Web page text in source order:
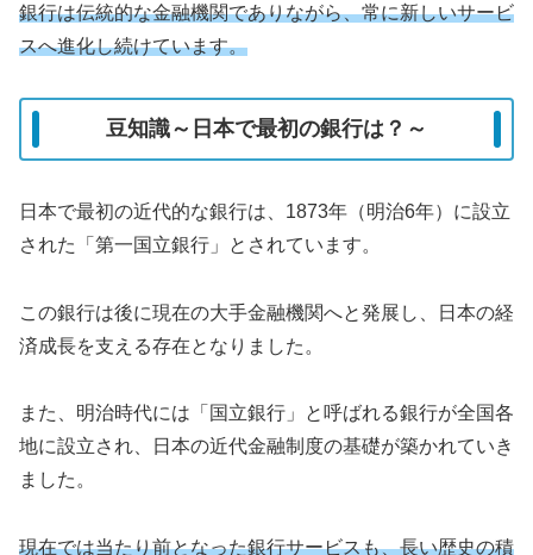
銀行は伝統的な金融機関でありながら、常に新しいサービ
スへ進化し続けています。
豆知識～日本で最初の銀行は？～
日本で最初の近代的な銀行は、1873年（明治6年）に設立
された「第一国立銀行」とされています。
この銀行は後に現在の大手金融機関へと発展し、日本の経
済成長を支える存在となりました。
また、明治時代には「国立銀行」と呼ばれる銀行が全国各
地に設立され、日本の近代金融制度の基礎が築かれていき
ました。
現在では当たり前となった銀行サービスも、長い歴史の積